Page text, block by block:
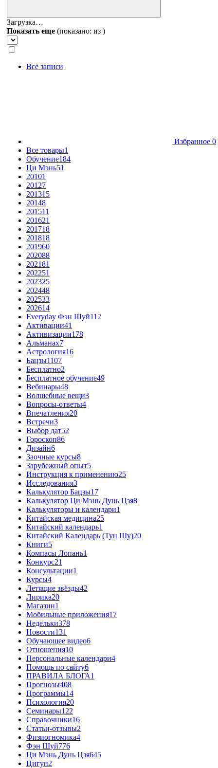
Загрузка…
Показать еще (показано: из )
Все записи
Избранное 0
Все товары1
Обучение184
Ци Мэнь51
20101
20127
201315
20148
201511
201621
201718
201818
201960
202088
202181
202251
202325
202448
202533
202614
Everyday Фэн Шуй112
Активации41
Активизации178
Альманах7
Астрология16
Бацзы1107
Бесплатно2
Бесплатное обучение49
Вебинары48
Волшебные вещи3
Вопросы-ответы4
Впечатления20
Встречи3
Выбор дат52
Гороскоп86
Дизайн6
Заочные курсы8
Зарубежный опыт5
Инструкция к применению25
Исследования3
Калькулятор Бацзы17
Калькулятор Ци Мэнь Дунь Цзя8
Калькуляторы и календари1
Китайская медицина25
Китайский календарь1
Китайский Календарь (Тун Шу)20
Книги5
Компасы Лопань1
Конкурс21
Консультации1
Курсы4
Летящие звёзды42
Лирика20
Магазин1
Мобильные приложения17
Недельки378
Новости131
Обучающее видео6
Отношения10
Персональные календари4
Помощь по сайту6
ПРАВИЛА БЛОГА1
Прогнозы408
Программы14
Психология20
Семинары122
Справочники16
Статьи-отзывы2
Физиогномика4
Фэн Шуй776
Ци Мэнь Дунь Цзя645
Цигун2